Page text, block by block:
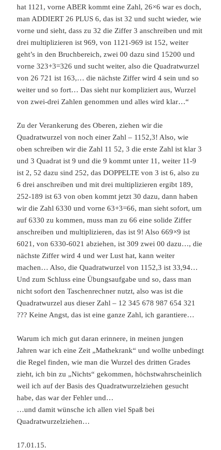
hat 1121, vorne ABER kommt eine Zahl, 26×6 war es doch,
man ADDIERT 26 PLUS 6, das ist 32 und sucht wieder, wie
vorne und sieht, dass zu 32 die Ziffer 3 anschreiben und mit
drei multiplizieren ist 969, von 1121-969 ist 152, weiter
geht’s in den Bruchbereich, zwei 00 dazu sind 15200 und
vorne 323+3=326 und sucht weiter, also die Quadratwurzel
von 26 721 ist 163,… die nächste Ziffer wird 4 sein und so
weiter und so fort… Das sieht nur kompliziert aus, Wurzel
von zwei-drei Zahlen genommen und alles wird klar…“
Zu der Verankerung des Oberen, ziehen wir die
Quadratwurzel von noch einer Zahl – 1152,3! Also, wie
oben schreiben wir die Zahl 11 52, 3 die erste Zahl ist klar 3
und 3 Quadrat ist 9 und die 9 kommt unter 11, weiter 11-9
ist 2, 52 dazu sind 252, das DOPPELTE von 3 ist 6, also zu
6 drei anschreiben und mit drei multiplizieren ergibt 189,
252-189 ist 63 von oben kommt jetzt 30 dazu, dann haben
wir die Zahl 6330 und vorne 63+3=66, man sieht sofort, um
auf 6330 zu kommen, muss man zu 66 eine solide Ziffer
anschreiben und multiplizieren, das ist 9! Also 669×9 ist
6021, von 6330-6021 abziehen, ist 309 zwei 00 dazu…, die
nächste Ziffer wird 4 und wer Lust hat, kann weiter
machen… Also, die Quadratwurzel von 1152,3 ist 33,94…
Und zum Schluss eine Übungsaufgabe und so, dass man
nicht sofort den Taschenrechner nutzt, also was ist die
Quadratwurzel aus dieser Zahl – 12 345 678 987 654 321
??? Keine Angst, das ist eine ganze Zahl, ich garantiere…
Warum ich mich gut daran erinnere, in meinen jungen
Jahren war ich eine Zeit „Mathekrank“ und wollte unbedingt
die Regel finden, wie man die Wurzel des dritten Grades
zieht, ich bin zu „Nichts“ gekommen, höchstwahrscheinlich
weil ich auf der Basis des Quadratwurzelziehen gesucht
habe, das war der Fehler und…
…und damit wünsche ich allen viel Spaß bei
Quadratwurzelziehen…
17.01.15.